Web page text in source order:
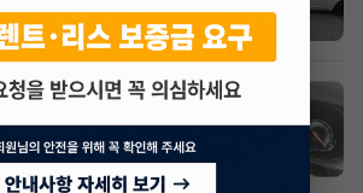
분 구합니다 지원금 협의연락
글 1